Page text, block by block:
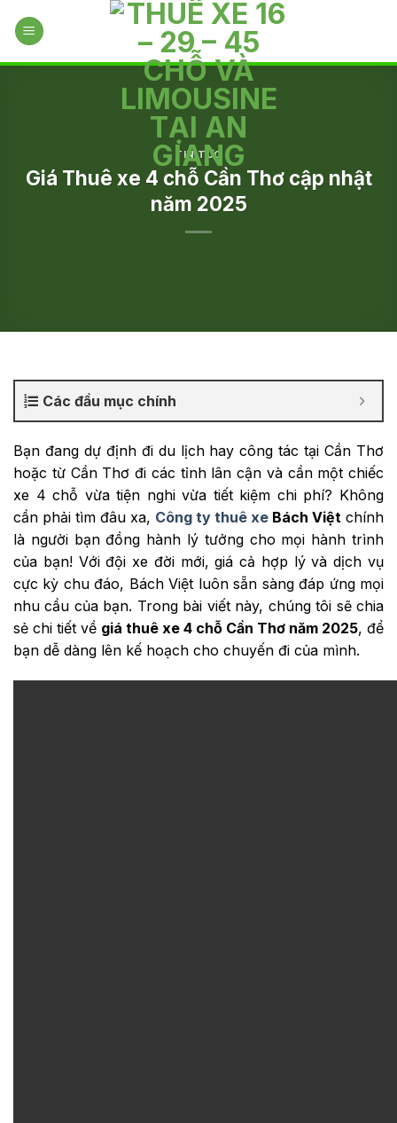
TIN TỨC
Giá Thuê xe 4 chỗ Cần Thơ cập nhật
năm 2025
Các đầu mục chính
Bạn đang dự định đi du lịch hay công tác tại Cần Thơ
hoặc từ Cần Thơ đi các tỉnh lân cận và cần một chiếc
xe 4 chỗ vừa tiện nghi vừa tiết kiệm chi phí? Không
cần phải tìm đâu xa, Công ty thuê xe Bách Việt chính
là người bạn đồng hành lý tưởng cho mọi hành trình
của bạn! Với đội xe đời mới, giá cả hợp lý và dịch vụ
cực kỳ chu đáo, Bách Việt luôn sẵn sàng đáp ứng mọi
nhu cầu của bạn. Trong bài viết này, chúng tôi sẽ chia
sẻ chi tiết về giá thuê xe 4 chỗ Cần Thơ năm 2025, để
bạn dễ dàng lên kế hoạch cho chuyến đi của mình.